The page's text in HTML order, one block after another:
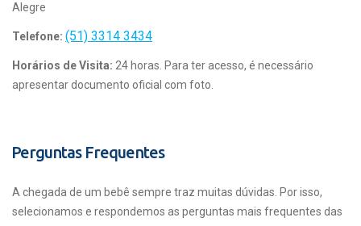
Alegre
Telefone: (51) 3314 3434
Horários de Visita: 24 horas. Para ter acesso, é necessário
apresentar documento oficial com foto.
Perguntas Frequentes
A chegada de um bebê sempre traz muitas dúvidas. Por isso,
selecionamos e respondemos as perguntas mais frequentes das